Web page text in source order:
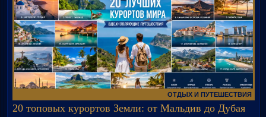
ОТДЫХ И ПУТЕШЕСТВИЯ
20 топовых курортов Земли: от Мальдив до Дубая